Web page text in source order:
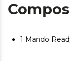
1 Mando